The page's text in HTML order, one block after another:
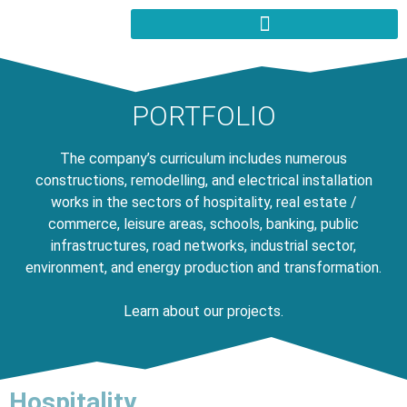
PORTFOLIO
The company’s curriculum includes numerous
constructions, remodelling, and electrical installation
works in the sectors of hospitality, real estate /
commerce, leisure areas, schools, banking, public
infrastructures, road networks, industrial sector,
environment, and energy production and transformation.
Learn about our projects.